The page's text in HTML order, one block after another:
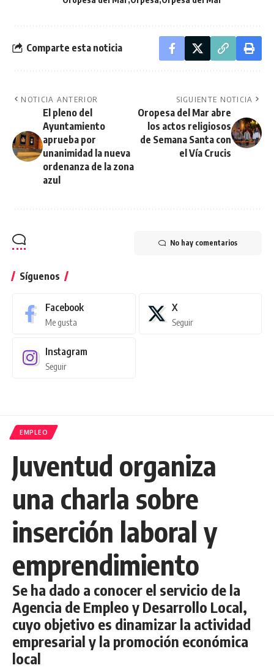
Comparte esta noticia
NOTICIA ANTERIOR
El pleno del
Ayuntamiento
aprueba por
unanimidad la nueva
ordenanza de la zona
azul
SIGUIENTE NOTICIA
Oropesa del Mar abre
los actos religiosos
de Semana Santa con
el Vía Crucis
No hay comentarios
Síguenos
Facebook
Me gusta
X
Seguir
Instagram
Seguir
EMPLEO
Juventud organiza
una charla sobre
inserción laboral y
emprendimiento
Se ha dado a conocer el servicio de la
Agencia de Empleo y Desarrollo Local,
cuyo objetivo es dinamizar la actividad
empresarial y la promoción económica
local